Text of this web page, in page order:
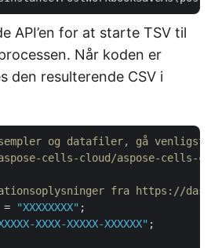
API’en for at starte TSV til
Når koden er
den resulterende CSV i
og datafiler, gå
cells-cloud/aspose-cells-
fra https://
"XXXXXXXX"
XXXX-XXXXX-XXXXXX" ;